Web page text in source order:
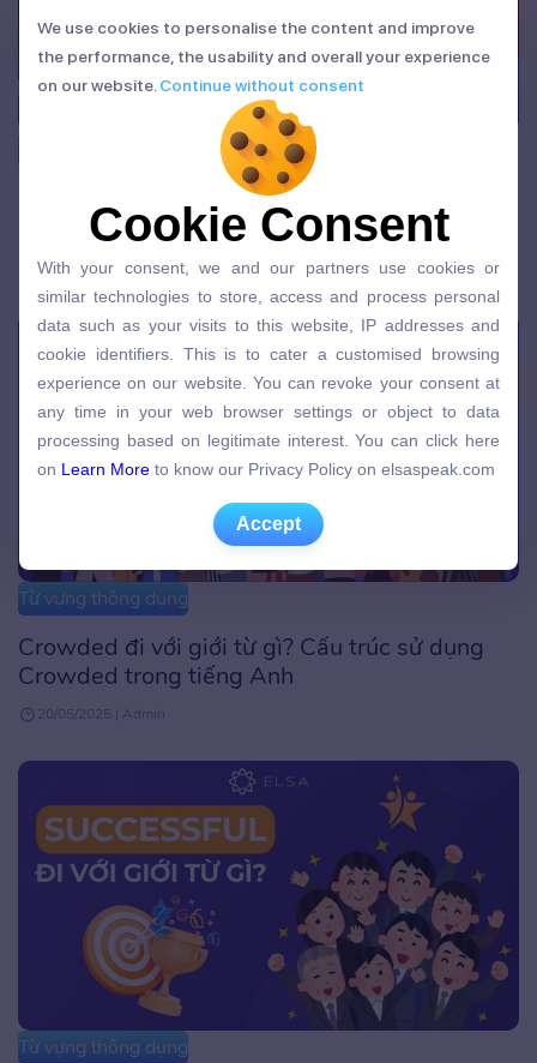
Từ vựng thông dụng
Congratulate đi với giới từ gì? Cấu trúc
Congratulate đầy đủ nhất
20/05/2025 | Admin
Từ vựng thông dụng
Crowded đi với giới từ gì? Cấu trúc sử dụng
Crowded trong tiếng Anh
20/05/2025 | Admin
Từ vựng thông dụng
We use cookies to personalise the content and improve
the performance, the usability and overall your experience
Continue without consent
Cookie Consent
similar technologies to store, access and process personal
data such as your visits to this website, IP addresses and
cookie identifiers. This is to cater a customised browsing
experience on our website. You can revoke your consent at
any time in your web browser settings or object to data
processing based on legitimate interest. You can click here
on
Learn More to know our Privacy Policy on elsaspeak.com
Accept
We use cookies to personalise the content and improve
the performance, the usability and overall your experience
on our website. Continue without consent
Cookie Consent
With your consent, we and our partners use cookies or
similar technologies to store, access and process personal
data such as your visits to this website, IP addresses and
cookie identifiers. This is to cater a customised browsing
experience on our website. You can revoke your consent at
any time in your web browser settings or object to data
processing based on legitimate interest. You can click here
on Learn More to know our Privacy Policy on elsaspeak.com
Accept